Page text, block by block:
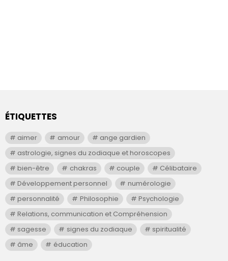
ÉTIQUETTES
aimer amour
ange gardien
astrologie, signes du zodiaque et horoscopes
bien-être
chakras couple
Célibataire
Développement personnel
numérologie
personnalité
Philosophie
Psychologie
Relations, communication et Compréhension
sagesse
signes du zodiaque
spiritualité
âme
éducation